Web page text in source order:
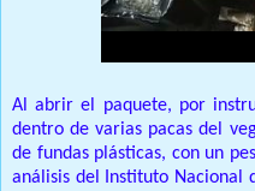
Al abrir el paquete, por
dentro de varias pacas del
de fundas plásticas, con un
análisis del Instituto Nacional